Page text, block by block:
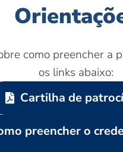
como preencher a
os links abaixo:
Cartilha de
preencher o